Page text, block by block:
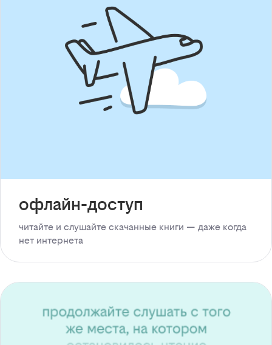
офлайн-доступ
читайте и слушайте скачанные книги — даже когда
нет интернета